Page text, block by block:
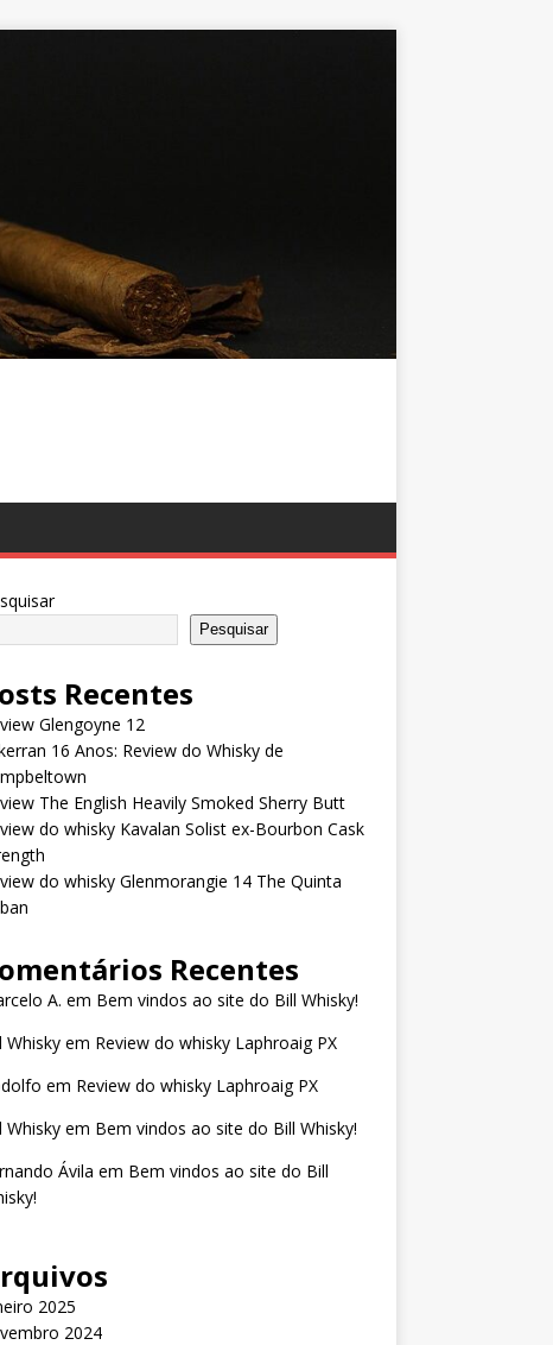
Pesquisar
Recentes
Glengoyne 12
16 Anos: Review do Whisky de
The English Heavily Smoked Sherry Butt
do whisky Kavalan Solist ex-Bourbon Cask
do whisky Glenmorangie 14 The Quinta
Recentes
A. em Bem vindos ao site do Bill Whisky!
Whiskyem Review do whisky Laphroaig PX
em Review do whisky Laphroaig PX
Whiskyem Bem vindos ao site do Bill Whisky!
Ávila em Bem vindos ao site do Bill
2025
2024